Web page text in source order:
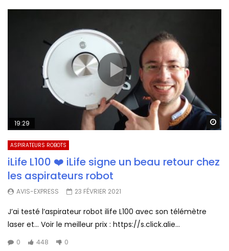
19:29
ASPIRATEURS ROBOTS
iLife L100 ❤️ iLife signe un beau retour chez
les aspirateurs robot
AVIS-EXPRESS 23 FÉVRIER 2021
J’ai testé l’aspirateur robot ilife L100 avec son télémètre
laser et… Voir le meilleur prix : https://s.click.alie...
0 448 0